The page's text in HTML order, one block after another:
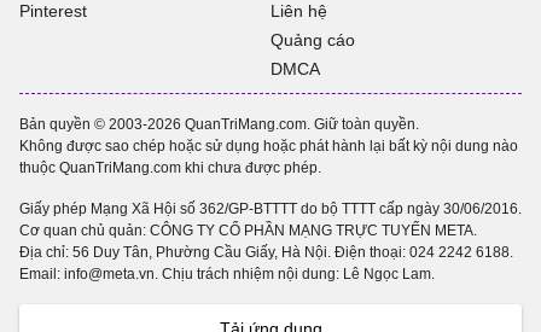
Pinterest
Liên hệ
Quảng cáo
DMCA
Bản quyền © 2003-2026 QuanTriMang.com. Giữ toàn quyền.
Không được sao chép hoặc sử dụng hoặc phát hành lại bất kỳ nội dung nào
thuộc QuanTriMang.com khi chưa được phép.
Giấy phép Mạng Xã Hội số 362/GP-BTTTT do bộ TTTT cấp ngày 30/06/2016.
Cơ quan chủ quản: CÔNG TY CỔ PHẦN MẠNG TRỰC TUYẾN META.
Địa chỉ: 56 Duy Tân, Phường Cầu Giấy, Hà Nội. Điện thoại: 024 2242 6188.
Email: info@meta.vn. Chịu trách nhiệm nội dung: Lê Ngọc Lam.